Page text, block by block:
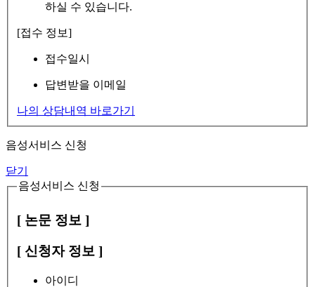
하실 수 있습니다.
[접수 정보]
접수일시
답변받을 이메일
나의 상담내역 바로가기
음성서비스 신청
닫기
음성서비스 신청
[ 논문 정보 ]
[ 신청자 정보 ]
아이디